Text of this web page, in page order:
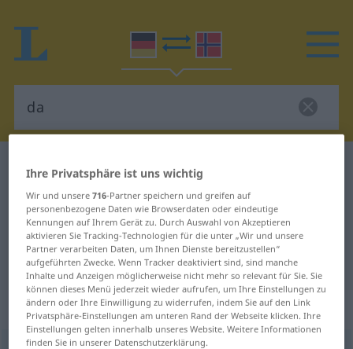
Deutsch-Norwegisch Wörterbuch
Deutsch-Norwegisch Übersetzung
für "da"
"da" Norwegisch Übersetzung
„da“
Ihre Privatsphäre ist uns wichtig
Wir und unsere716-Partner speichern und greifen auf
personenbezogene Daten wie Browserdaten oder eindeutige
Kennungen auf Ihrem Gerät zu. Durch Auswahl von Akzeptieren
aktivieren Sie Tracking-Technologien für die unter „Wir und unsere
Partner verarbeiten Daten, um Ihnen Dienste bereitzustellen“
aufgeführten Zwecke. Wenn Tracker deaktiviert sind, sind manche
Inhalte und Anzeigen möglicherweise nicht mehr so relevant für Sie. Sie
können dieses Menü jederzeit wieder aufrufen, um Ihre Einstellungen zu
ändern oder Ihre Einwilligung zu widerrufen, indem Sie auf den Link
Privatsphäre-Einstellungen am unteren Rand der Webseite klicken. Ihre
Einstellungen gelten innerhalb unseres Website. Weitere Informationen
finden Sie in unserer Datenschutzerklärung.